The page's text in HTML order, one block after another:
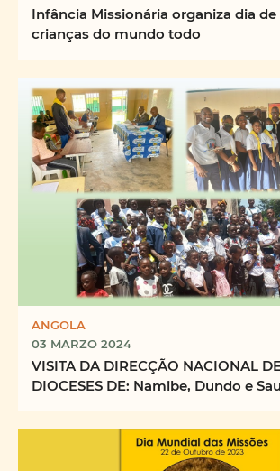
Infância Missionária organiza dia
crianças do mundo todo
ANGOLA
03 MARZO 2024
VISITA DA DIRECÇÃO NACIONAL
DIOCESES DE: Namibe, Dundo e